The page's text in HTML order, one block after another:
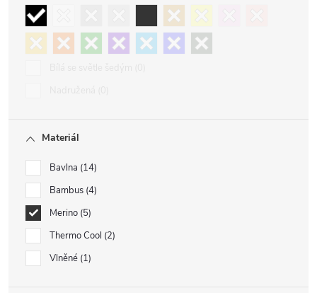
Materiál
Bavlna 14
Bambus 4
Merino 5
Thermo Cool 2
Vlněné 1